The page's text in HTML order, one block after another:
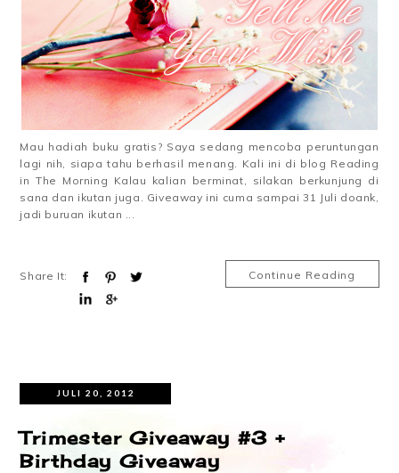
Mau hadiah buku gratis? Saya sedang mencoba peruntungan
lagi nih, siapa tahu berhasil menang. Kali ini di blog Reading
in The Morning Kalau kalian berminat, silakan berkunjung di
sana dan ikutan juga. Giveaway ini cuma sampai 31 Juli doank,
jadi buruan ikutan ...
Share It: Continue Reading
JULI 20, 2012
Trimester Giveaway #3 +
Birthday Giveaway